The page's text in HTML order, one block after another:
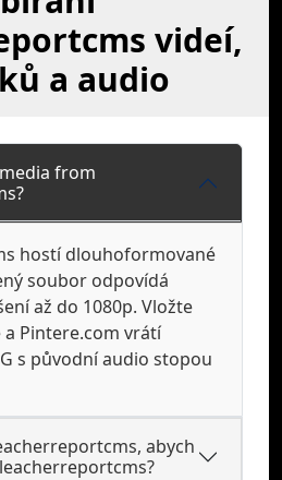
videí,
a audio
from
hostí dlouhoformované
soubor odpovídá
až do 1080p. Vložte
a Pintere.com vrátí
s původní audio stopou
abych